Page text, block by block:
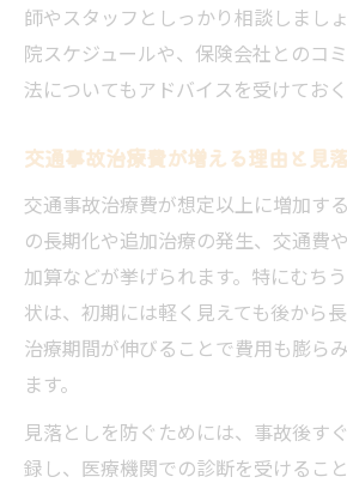
師やスタッフとしっかり相談しまし
院スケジュールや、保険会社とのコ
法についてもアドバイスを受けておく
交通事故治療費が増える理由と見
交通事故治療費が想定以上に増加す
の長期化や追加治療の発生、交通費
加算などが挙げられます。特にむち
状は、初期には軽く見えても後から長
治療期間が伸びることで費用も膨ら
ます。
見落としを防ぐためには、事故後す
録し、医療機関での診断を受けるこ